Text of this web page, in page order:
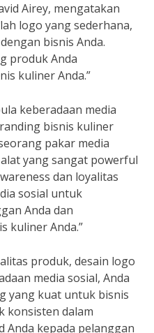
Airey, mengatakan
logo yang sederhana,
bisnis Anda.
produk Anda
kuliner Anda.”
keberadaan media
bisnis kuliner
pakar media
yang sangat powerful
dan loyalitas
sosial untuk
Anda dan
kuliner Anda.”
produk, desain logo
media sosial, Anda
yang kuat untuk bisnis
konsisten dalam
Anda kepada pelanggan